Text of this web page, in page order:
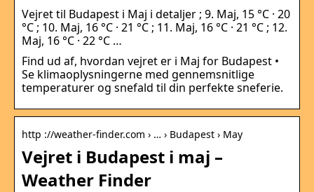
Vejret til Budapest i Maj i detaljer ; 9. Maj, 15 °C · 20
°C ; 10. Maj, 16 °C · 21 °C ; 11. Maj, 16 °C · 21 °C ; 12.
Maj, 16 °C · 22 °C …
Find ud af, hvordan vejret er i Maj for Budapest •
Se klimaoplysningerne med gennemsnitlige
temperaturer og snefald til din perfekte sneferie.
http ://weather-finder.com › … › Budapest › May
Vejret i Budapest i maj –
Weather Finder